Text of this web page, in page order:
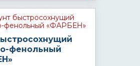
фенольный